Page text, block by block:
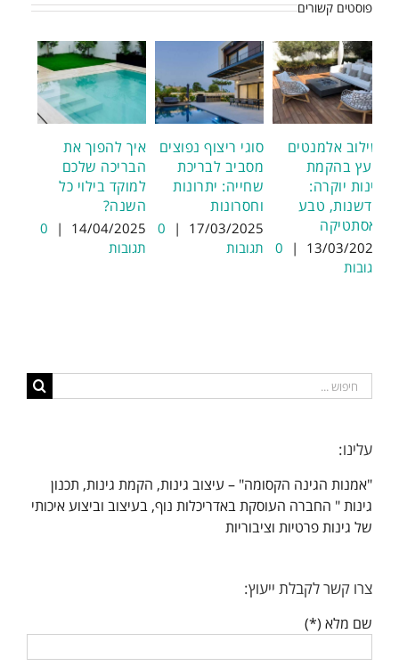
פוסטים קשורים
איך להפוך את
הבריכה שלכם
למוקד בילוי כל
השנה?
14/04/2025
|
0
תגובות
סוגי ריצוף נפוצים
מסביב לבריכת
שחייה: יתרונות
וחסרונות
17/03/2025
|
0
תגובות
שילוב אלמנטים
מעץ בהקמת
גינות יוקרה:
חדשנות, טבע
ואסתטיקה
13/03/2025
|
0
תגובות
חיפוש...
עלינו:
"אמנות הגינה הקסומה" – עיצוב גינות, הקמת גינות, תכנון
גינות " החברה העוסקת באדריכלות נוף, בעיצוב וביצוע איכותי
של גינות פרטיות וציבוריות
צרו קשר לקבלת ייעוץ:
שם מלא (*)